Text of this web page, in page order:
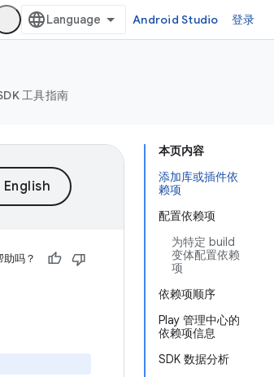
Android Studio 登录
工具指南
本页内容
添加库或插件依
赖项
配置依赖项
为特定 build
变体配置依赖
项
依赖项顺序
Play 管理中心的
依赖项信息
SDK 数据分析
吗？